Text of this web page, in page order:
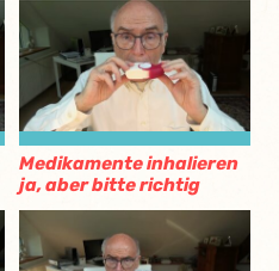
Medikamente inhalieren
ja, aber bitte richtig